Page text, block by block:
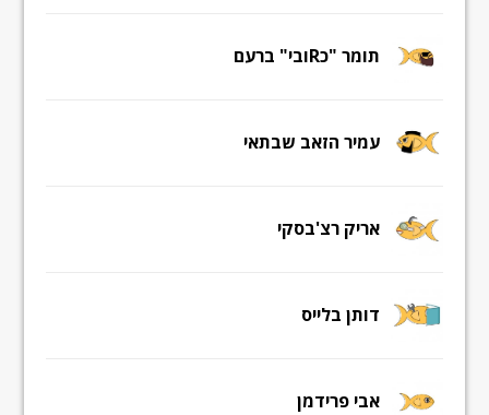
תומר "כRובי" ברעם
עמיר הזאב שבתאי
אריק רצ'בסקי
דותן בלייס
אבי פרידמן